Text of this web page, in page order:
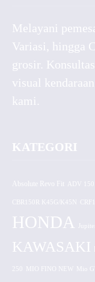
Melayani
Variasi, hingga
grosir.
visual
kami.
KATEGORI
Absolute Revo Fit ADV 150
CBR150R K45G/K45N
HONDA
KAWASAKI
250 MIO FINO NEW Mio